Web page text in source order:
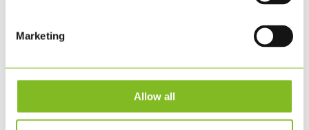
Marketing
Allow all
februar 2018
november 2017
juli 2017